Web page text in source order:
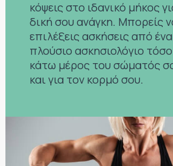
κόψεις στο ιδανικό μήκος
δική σου ανάγκη. Μπορείς
επιλέξεις ασκήσεις από ένα
πλούσιο ασκησιολόγιο
κάτω μέρος του σώματός
και για τον κορμό σου.